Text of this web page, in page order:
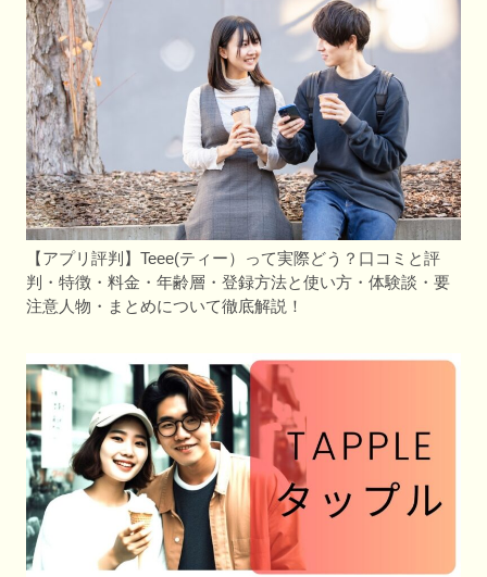
【アプリ評判】Teee(ティー）って実際どう？口コミと評
判・特徴・料金・年齢層・登録方法と使い方・体験談・要
注意人物・まとめについて徹底解説！